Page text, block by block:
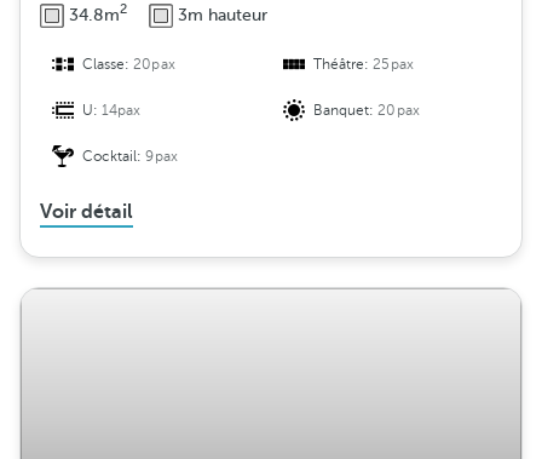
34.8m2 3m hauteur
Classe:20pax Théâtre:25pax
U:14pax Banquet:20pax
Cocktail:9pax
Voir détail